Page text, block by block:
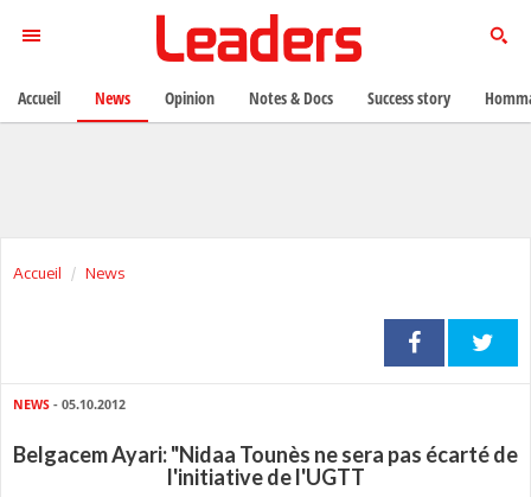
Accueil News
NEWS - 05.10.2012
Belgacem Ayari: "Nidaa Tounès ne sera pas écarté de
l'initiative de l'UGTT
Accueil News Opinion Notes & Docs Success story